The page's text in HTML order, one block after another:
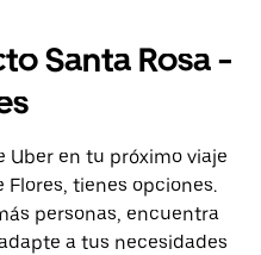
Santa Rosa -
Uber en tu próximo viaje
Flores, tienes opciones.
personas, encuentra
a tus necesidades